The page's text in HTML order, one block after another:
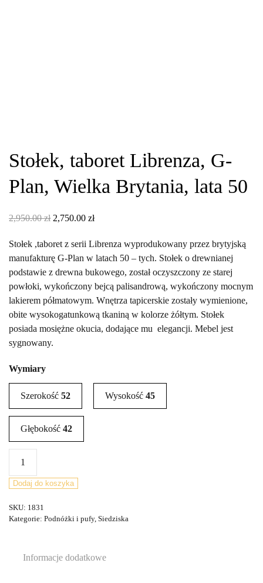
Stołek, taboret Librenza, G-
Plan, Wielka Brytania, lata 50
2,950.00zł Pierwotna
wynosiła:
2,950.00 zł.
2,750.00 złAktualna
wynosi:
2,750.00 zł.
Stołek ,taboret z serii Librenza wyprodukowany przez brytyjską
manufakturę G-Plan w latach 50 – tych. Stołek o drewnianej
podstawie z drewna bukowego, został oczyszczony ze starej
powłoki, wykończony bejcą palisandrową, wykończony mocnym
lakierem półmatowym. Wnętrza tapicerskie zostały wymienione,
obite wysokogatunkową tkaniną w kolorze żółtym. Stołek
posiada mosiężne okucia, dodające mu elegancji. Mebel jest
sygnowany.
Wymiary
Szerokość 52 Wysokość 45
Głębokość 42
taboret
G-
Plan,
Brytania,
Dodaj do koszyka
SKU: 1831
Kategorie: Podnóżki i pufy, Siedziska
Informacje dodatkowe